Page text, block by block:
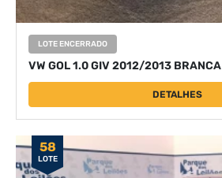
LOTE ENCERRADO
VW GOL 1.0 GIV 2012/2013 BRANCA
DETALHES
58
LOTE